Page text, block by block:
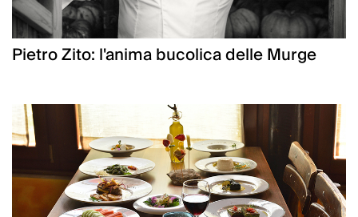
Pietro Zito: l'anima bucolica delle Murge